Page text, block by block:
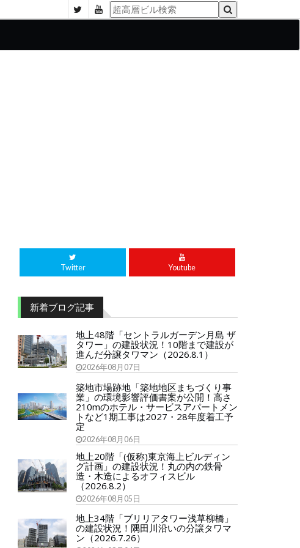
Twitter Youtube
新着ブログ記事
地上48階「セントラルガーデン月島 ザ
タワー」の建設状況！10階まで建設が
進んだ分譲タワマン（2026.8.1）
2026年08月07日
築地市場跡地「築地地区まちづくり事
業」の環境影響評価書案が公開！高さ
210mのホテル・サービスアパートメン
トなど1期工事は2027・28年度着工予
定
2026年08月06日
地上20階「(仮称)東京海上ビルディン
グ計画」の建設状況！丸の内の鉄骨
造・木造によるオフィスビル
（2026.8.2）
2026年08月05日
地上34階「ブリリアタワー浅草柳橋」
の建設状況！隅田川沿いの分譲タワマ
ン（2026.7.26）